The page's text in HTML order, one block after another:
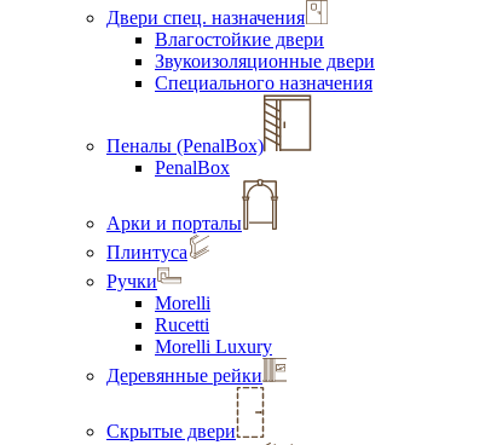
Двери спец. назначения
Влагостойкие двери
Звукоизоляционные двери
Специального назначения
Пеналы (PenalBox)
PenalBox
Арки и порталы
Плинтуса
Ручки
Morelli
Rucetti
Morelli Luxury
Деревянные рейки
Скрытые двери